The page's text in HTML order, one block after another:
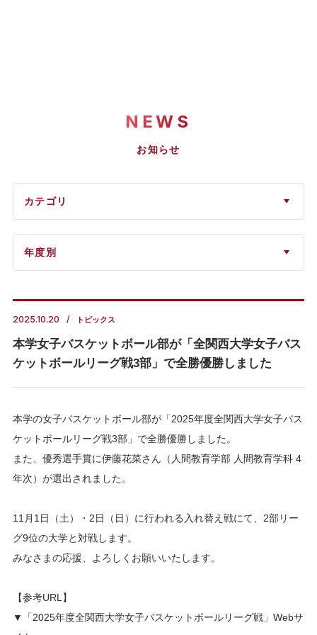
NEWS
お知らせ
2025.10.20 トピックス
本学女子バスケットボール部が「全関西大学女子バス
ケットボールリーグ戦3部」で全勝優勝しました
本学の女子バスケットボール部が「2025年度全関西大学女子バス
ケットボールリーグ戦3部」で全勝優勝しました。
また、優秀選手賞に伊藤花菜さん（人間教育学部 人間教育学科 4
年次）が選出されました。
11月1日（土）・2日（日）に行われる入れ替え戦にて、2部リー
グ9位の大学と対戦します。
みなさまの応援、よろしくお願いいたします。
【参考URL】
▼「2025年度全関西大学女子バスケットボールリーグ戦」Webサ
カテゴリ
年度別